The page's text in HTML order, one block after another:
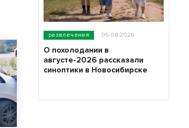
развлечения 05.08.2026
О похолодании в
августе-2026 рассказали
синоптики в Новосибирске